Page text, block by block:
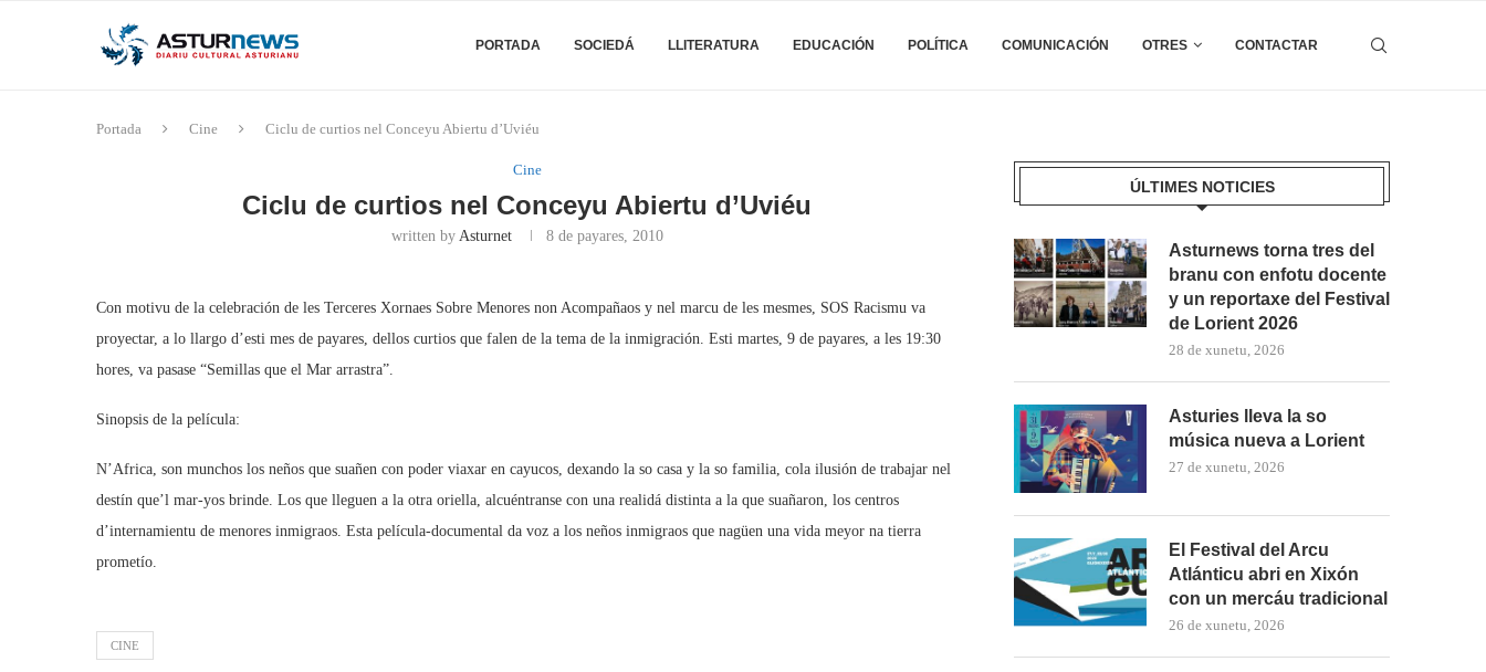
PORTADA SOCIEDÁ LLITERATURA EDUCACIÓN POLÍTICA COMUNICACIÓN OTRES CONTACTAR
Portada Cine Ciclu de curtios nel Conceyu Abiertu d’Uviéu
Cine
Ciclu de curtios nel Conceyu Abiertu d’Uviéu
written by Asturnet 8 de payares, 2010
Con motivu de la celebración de les Terceres Xornaes Sobre Menores non Acompañaos y nel marcu de les mesmes, SOS Racismu va
proyectar, a lo llargo d’esti mes de payares, dellos curtios que falen de la tema de la inmigración. Esti martes, 9 de payares, a les 19:30
hores, va pasase “Semillas que el Mar arrastra”.
Sinopsis de la película:
N’Africa, son munchos los neños que suañen con poder viaxar en cayucos, dexando la so casa y la so familia, cola ilusión de trabajar nel
destín que’l mar-yos brinde. Los que lleguen a la otra oriella, alcuéntranse con una realidá distinta a la que suañaron, los centros
d’internamientu de menores inmigraos. Esta película-documental da voz a los neños inmigraos que nagüen una vida meyor na tierra
prometío.
CINE
ÚLTIMES NOTICIES
Asturnews torna tres del
branu con enfotu docente
y un reportaxe del Festival
de Lorient 2026
28 de xunetu, 2026
Asturies lleva la so
música nueva a Lorient
27 de xunetu, 2026
El Festival del Arcu
Atlánticu abri en Xixón
con un mercáu tradicional
26 de xunetu, 2026